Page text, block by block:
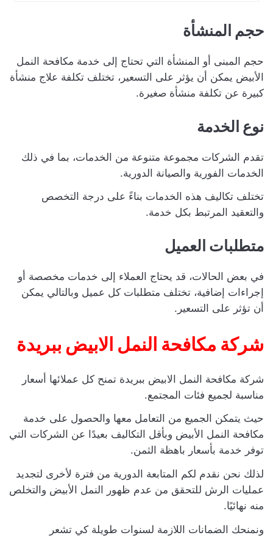
حجم المنشأة
حجم المبنى أو المنشأة التي تحتاج إلى خدمة مكافحة النمل
الأبيض يمكن أن يؤثر على التسعير، تختلف تكلفة علاج منشأة
كبيرة عن تكلفة منشأة صغيرة.
نوع الخدمة
تقدم الشركات مجموعة متنوعة من الخدمات، بما في ذلك
الخدمات الفورية والصيانة الدورية.
تختلف تكاليف هذه الخدمات بناءً على درجة التخصص
والتعقيد المرتبط بكل خدمة.
متطلبات العميل
في بعض الحالات، قد يحتاج العملاء إلى خدمات مخصصة أو
إجراءات إضافية، تختلف متطلبات كل عميل وبالتالي يمكن
أن تؤثر على التسعير.
شركة مكافحة النمل الابيض ببريدة
شركة مكافحة النمل الابيض ببريدة تمنح كل عملائها أسعار
مناسبة لجميع فئات المجتمع.
حيث يتمكن الجميع من التعامل معها والحصول على خدمة
مكافحة النمل الأبيض وبأقل التكاليف بعيدًا عن الشركات التي
توفر خدمة بأسعار باهظة الثمن.
لذلك نحن نقدم لكم المتابعة الدورية من فترة لأخرى لتجديد
عمليات الرش للتحقق من عدم ظهور النمل الأبيض والتخلص
منه نهائيًا.
ونمنحك الضمانات اللازمة لسنوات طويلة كي تشعر